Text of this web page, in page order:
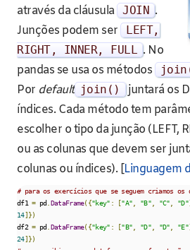
através da cláusula JOIN .
Junções podem ser
LEFT,
RIGHT, INNER, FULL . No
pandas se usa os métodos
join
Por default join ()
juntará os
índices. Cada método tem
escolher o tipo da junção (LEFT,
ou as colunas que devem ser
colunas ou índices). [Linguagem
# para os exercícios que se seguem criamos os
df1 = pd. DataFrame({"key" : ["A" "B", "C" "D"
14]})
df2 = pd. DataFrame({"key" : ["B" "D", "D" "E"
24]})